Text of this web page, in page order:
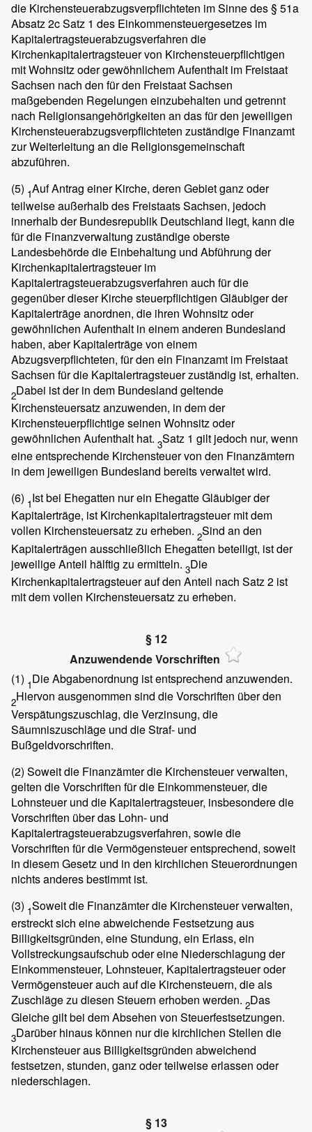
die Kirchensteuerabzugsverpflichteten im Sinne des § 51a
Absatz 2c Satz 1 des Einkommensteuergesetzes im
Kapitalertragsteuerabzugsverfahren die
Kirchenkapitalertragsteuer von Kirchensteuerpflichtigen
mit Wohnsitz oder gewöhnlichem Aufenthalt im Freistaat
Sachsen nach den für den Freistaat Sachsen
maßgebenden Regelungen einzubehalten und getrennt
nach Religionsangehörigkeiten an das für den jeweiligen
Kirchensteuerabzugsverpflichteten zuständige Finanzamt
zur Weiterleitung an die Religionsgemeinschaft
abzuführen.
(5) 1Auf Antrag einer Kirche, deren Gebiet ganz oder
teilweise außerhalb des Freistaats Sachsen, jedoch
innerhalb der Bundesrepublik Deutschland liegt, kann die
für die Finanzverwaltung zuständige oberste
Landesbehörde die Einbehaltung und Abführung der
Kirchenkapitalertragsteuer im
Kapitalertragsteuerabzugsverfahren auch für die
gegenüber dieser Kirche steuerpflichtigen Gläubiger der
Kapitalerträge anordnen, die ihren Wohnsitz oder
gewöhnlichen Aufenthalt in einem anderen Bundesland
haben, aber Kapitalerträge von einem
Abzugsverpflichteten, für den ein Finanzamt im Freistaat
Sachsen für die Kapitalertragsteuer zuständig ist, erhalten.
2Dabei ist der in dem Bundesland geltende
Kirchensteuersatz anzuwenden, in dem der
Kirchensteuerpflichtige seinen Wohnsitz oder
gewöhnlichen Aufenthalt hat. 3Satz 1 gilt jedoch nur, wenn
eine entsprechende Kirchensteuer von den Finanzämtern
in dem jeweiligen Bundesland bereits verwaltet wird.
(6) 1Ist bei Ehegatten nur ein Ehegatte Gläubiger der
Kapitalerträge, ist Kirchenkapitalertragsteuer mit dem
vollen Kirchensteuersatz zu erheben. 2Sind an den
Kapitalerträgen ausschließlich Ehegatten beteiligt, ist der
jeweilige Anteil hälftig zu ermitteln. 3Die
Kirchenkapitalertragsteuer auf den Anteil nach Satz 2 ist
mit dem vollen Kirchensteuersatz zu erheben.
§ 12
Anzuwendende Vorschriften
(1) 1Die Abgabenordnung ist entsprechend anzuwenden.
2Hiervon ausgenommen sind die Vorschriften über den
Verspätungszuschlag, die Verzinsung, die
Säumniszuschläge und die Straf- und
Bußgeldvorschriften.
(2) Soweit die Finanzämter die Kirchensteuer verwalten,
gelten die Vorschriften für die Einkommensteuer, die
Lohnsteuer und die Kapitalertragsteuer, insbesondere die
Vorschriften über das Lohn- und
Kapitalertragsteuerabzugsverfahren, sowie die
Vorschriften für die Vermögensteuer entsprechend, soweit
in diesem Gesetz und in den kirchlichen Steuerordnungen
nichts anderes bestimmt ist.
(3) 1Soweit die Finanzämter die Kirchensteuer verwalten,
erstreckt sich eine abweichende Festsetzung aus
Billigkeitsgründen, eine Stundung, ein Erlass, ein
Vollstreckungsaufschub oder eine Niederschlagung der
Einkommensteuer, Lohnsteuer, Kapitalertragsteuer oder
Vermögensteuer auch auf die Kirchensteuern, die als
Zuschläge zu diesen Steuern erhoben werden. 2Das
Gleiche gilt bei dem Absehen von Steuerfestsetzungen.
3Darüber hinaus können nur die kirchlichen Stellen die
Kirchensteuer aus Billigkeitsgründen abweichend
festsetzen, stunden, ganz oder teilweise erlassen oder
niederschlagen.
§ 13